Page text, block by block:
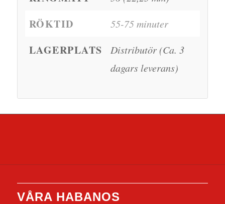
RÖKTID 55-75 minuter
LAGERPLATS
Distributör (Ca. 3
dagars leverans)
VÅRA HABANOS